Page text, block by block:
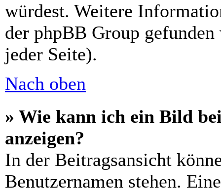
würdest. Weitere
der phpBB Group
jeder Seite).
Nach oben
» Wie kann ich ein Bild
anzeigen?
In der Beitragsansicht
Benutzernamen stehen.